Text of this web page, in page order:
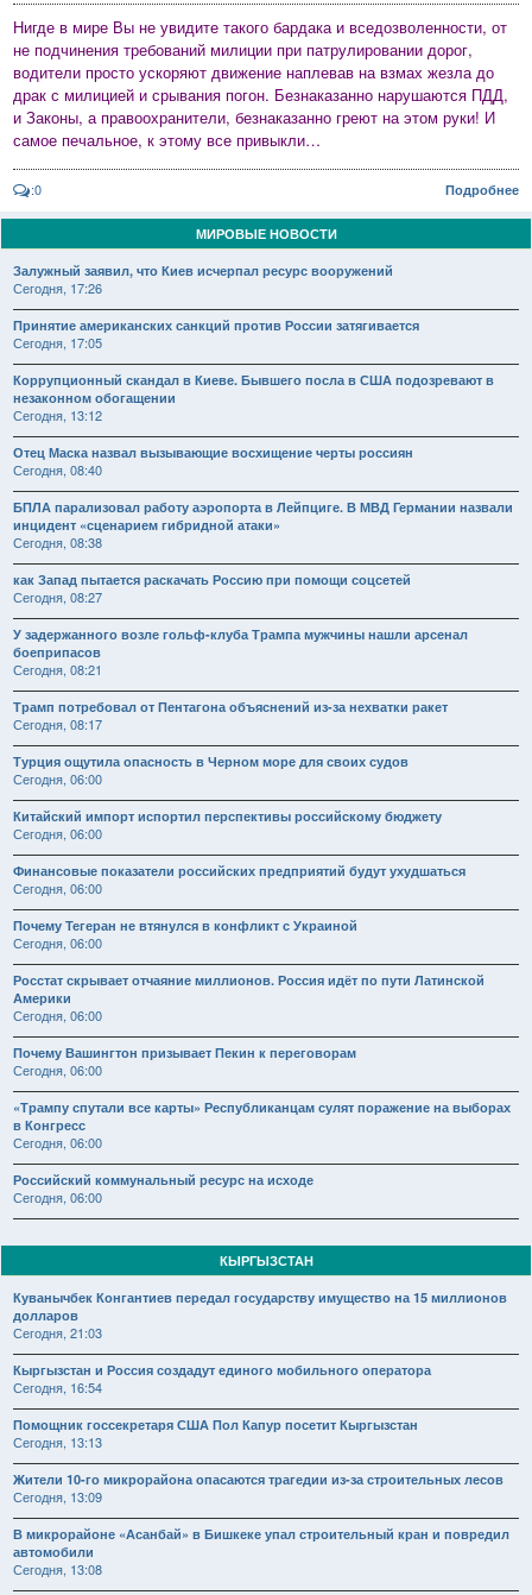
Нигде в мире Вы не увидите такого бардака и вседозволенности, от
не подчинения требований милиции при патрулировании дорог,
водители просто ускоряют движение наплевав на взмах жезла до
драк с милицией и срывания погон. Безнаказанно нарушаются ПДД,
и Законы, а правоохранители, безнаказанно греют на этом руки! И
самое печальное, к этому все привыкли…
:0 Подробнее
МИРОВЫЕ НОВОСТИ
Залужный заявил, что Киев исчерпал ресурс вооружений
Сегодня, 17:26
Принятие американских санкций против России затягивается
Сегодня, 17:05
Коррупционный скандал в Киеве. Бывшего посла в США подозревают в
незаконном обогащении
Сегодня, 13:12
Отец Маска назвал вызывающие восхищение черты россиян
Сегодня, 08:40
БПЛА парализовал работу аэропорта в Лейпциге. В МВД Германии назвали
инцидент «сценарием гибридной атаки»
Сегодня, 08:38
как Запад пытается раскачать Россию при помощи соцсетей
Сегодня, 08:27
У задержанного возле гольф-клуба Трампа мужчины нашли арсенал
боеприпасов
Сегодня, 08:21
Трамп потребовал от Пентагона объяснений из-за нехватки ракет
Сегодня, 08:17
Турция ощутила опасность в Черном море для своих судов
Сегодня, 06:00
Китайский импорт испортил перспективы российскому бюджету
Сегодня, 06:00
Финансовые показатели российских предприятий будут ухудшаться
Сегодня, 06:00
Почему Тегеран не втянулся в конфликт с Украиной
Сегодня, 06:00
Росстат скрывает отчаяние миллионов. Россия идёт по пути Латинской
Америки
Сегодня, 06:00
Почему Вашингтон призывает Пекин к переговорам
Сегодня, 06:00
«Трампу спутали все карты» Республиканцам сулят поражение на выборах
в Конгресс
Сегодня, 06:00
Российский коммунальный ресурс на исходе
Сегодня, 06:00
КЫРГЫЗСТАН
Куванычбек Конгантиев передал государству имущество на 15 миллионов
долларов
Сегодня, 21:03
Кыргызстан и Россия создадут единого мобильного оператора
Сегодня, 16:54
Помощник госсекретаря США Пол Капур посетит Кыргызстан
Сегодня, 13:13
Жители 10-го микрорайона опасаются трагедии из-за строительных лесов
Сегодня, 13:09
В микрорайоне «Асанбай» в Бишкеке упал строительный кран и повредил
автомобили
Сегодня, 13:08